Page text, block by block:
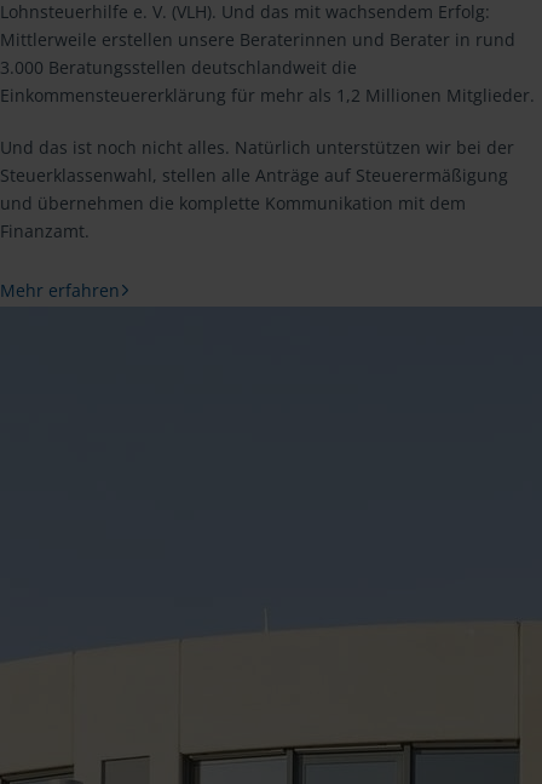
Lohnsteuerhilfe e. V. (VLH). Und das mit wachsendem Erfolg:
Mittlerweile erstellen unsere Beraterinnen und Berater in rund
3.000 Beratungsstellen deutschlandweit die
Einkommensteuererklärung für mehr als 1,2 Millionen Mitglieder.
Und das ist noch nicht alles. Natürlich unterstützen wir bei der
Steuerklassenwahl, stellen alle Anträge auf Steuerermäßigung
und übernehmen die komplette Kommunikation mit dem
Finanzamt.
Mehr erfahren